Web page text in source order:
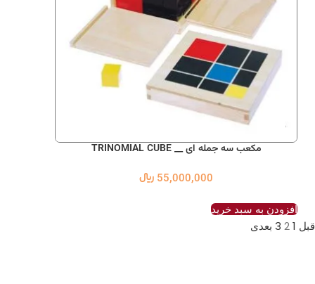
مکعب سه جمله ای __ TRINOMIAL CUBE
55,000,000 ﷼
افزودن به سبد خرید
قبل 1
2
3 بعدی